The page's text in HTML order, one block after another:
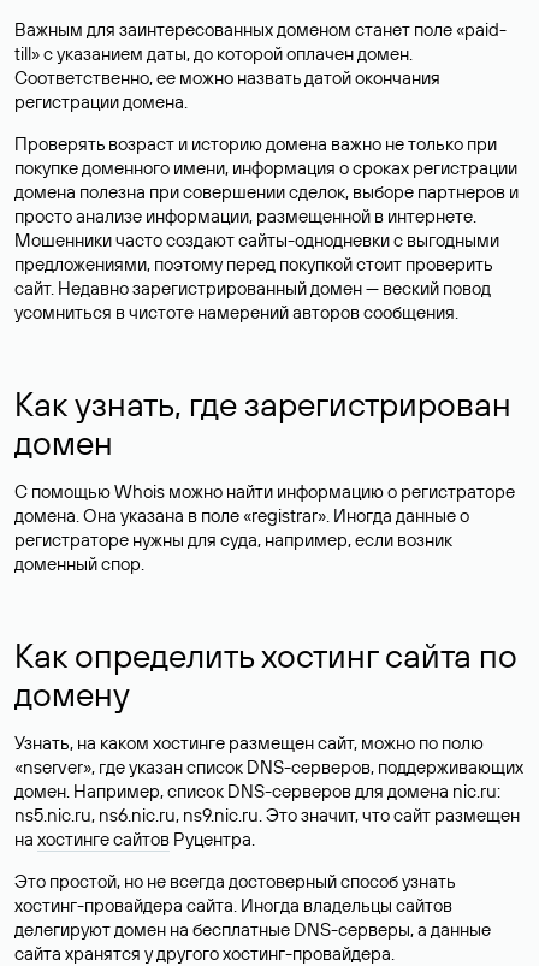
Важным для заинтересованных доменом станет поле «paid-
till» с указанием даты, до которой оплачен домен.
Соответственно, ее можно назвать датой окончания
регистрации домена.
Проверять возраст и историю домена важно не только при
покупке доменного имени, информация о сроках регистрации
домена полезна при совершении сделок, выборе партнеров и
просто анализе информации, размещенной в интернете.
Мошенники часто создают сайты-однодневки с выгодными
предложениями, поэтому перед покупкой стоит проверить
сайт. Недавно зарегистрированный домен — веский повод
усомниться в чистоте намерений авторов сообщения.
Как узнать, где зарегистрирован
домен
С помощью Whois можно найти информацию о регистраторе
домена. Она указана в поле «registrar». Иногда данные о
регистраторе нужны для суда, например, если возник
доменный спор.
Как определить хостинг сайта по
домену
Узнать, на каком хостинге размещен сайт, можно по полю
«nserver», где указан список DNS-серверов, поддерживающих
домен. Например, список DNS-серверов для домена nic.ru:
ns5.nic.ru, ns6.nic.ru, ns9.nic.ru. Это значит, что сайт размещен
на хостинге сайтов Руцентра.
Это простой, но не всегда достоверный способ узнать
хостинг-провайдера сайта. Иногда владельцы сайтов
делегируют домен на бесплатные DNS-серверы, а данные
сайта хранятся у другого хостинг-провайдера.